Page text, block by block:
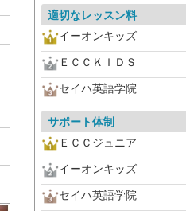
適切なレッスン料
イーオンキッズ
ＥＣＣＫＩＤＳ
セイハ英語学院
サポート体制
ＥＣＣジュニア
イーオンキッズ
セイハ英語学院